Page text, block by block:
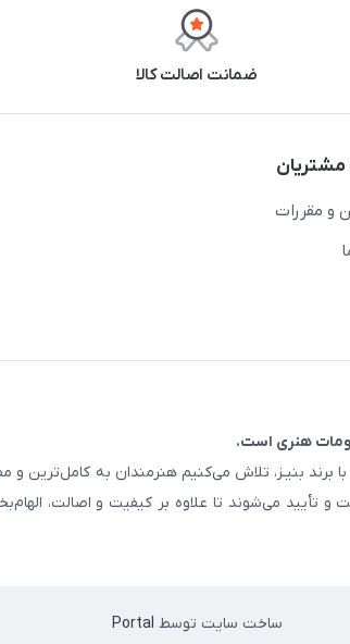
ضمانت اصالت کالا
و مقررات
با برند بنیـز، تلاش می‌کنیم هنرمندان به کامل‌ترین
و تأیید می‌شوند تا علاوه بر کیفیت و اصالت،
ساخت سایت توسط Portal